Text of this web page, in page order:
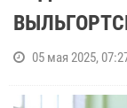
05 мая 2025,